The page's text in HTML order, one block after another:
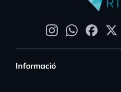
Informació